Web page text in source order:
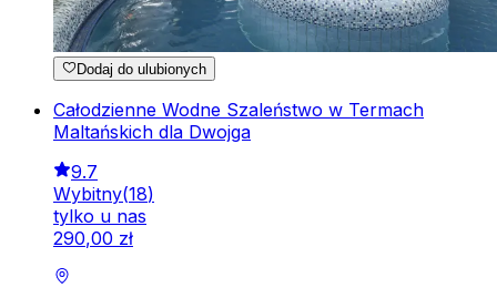
Dodaj do ulubionych
Całodzienne Wodne Szaleństwo w Termach
Maltańskich dla Dwojga
9.7
Wybitny(18)
tylko u nas
290,00 zł